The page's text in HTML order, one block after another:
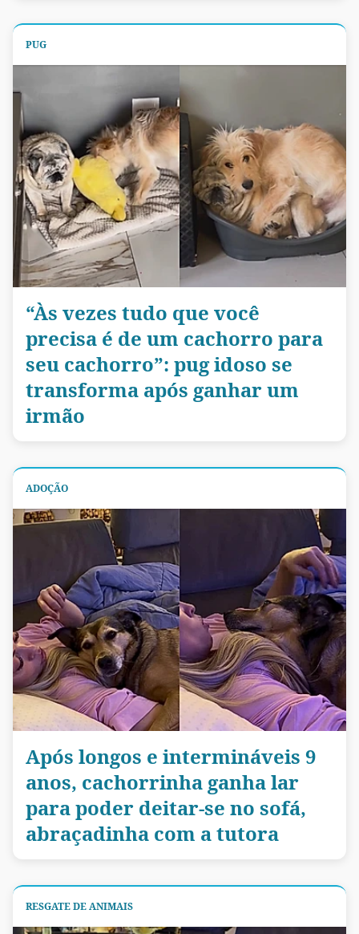
PUG
“Às vezes tudo que você
precisa é de um cachorro para
seu cachorro”: pug idoso se
transforma após ganhar um
irmão
ADOÇÃO
Após longos e intermináveis 9
anos, cachorrinha ganha lar
para poder deitar-se no sofá,
abraçadinha com a tutora
RESGATE DE ANIMAIS